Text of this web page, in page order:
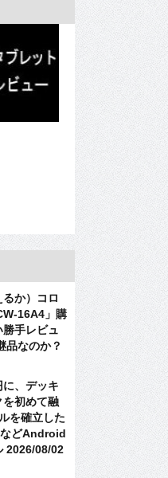
るか）コロ
16A4」購
勝手レビュ
品なのか？
、デッキ
を初めて融
を確立した
どAndroid
2026/08/02